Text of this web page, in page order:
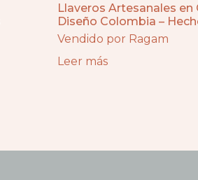
Llaveros Artesanales en
Diseño Colombia –
Vendido por Ragam
Leer más